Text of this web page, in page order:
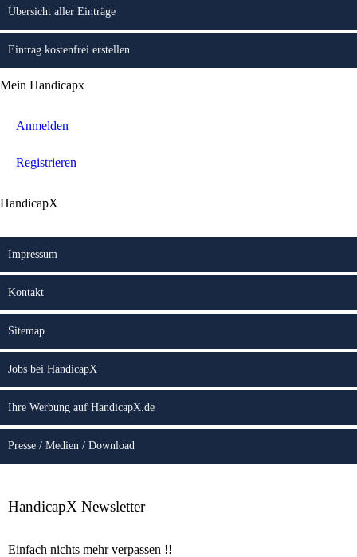
Übersicht aller Einträge
Eintrag kostenfrei erstellen
Mein Handicapx
Anmelden
Registrieren
HandicapX
Impressum
Kontakt
Sitemap
Jobs bei HandicapX
Ihre Werbung auf HandicapX.de
Presse / Medien / Download
HandicapX Newsletter
Einfach nichts mehr verpassen !!